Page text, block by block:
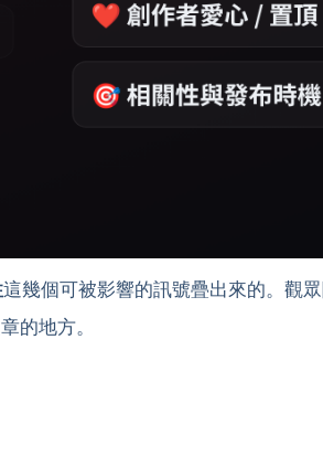
這幾個可被影響的訊號疊出來的。觀
的地方。